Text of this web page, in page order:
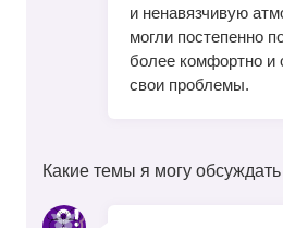
и ненавязчивую
могли постепенно
более комфортно и
свои проблемы.
Какие темы я могу